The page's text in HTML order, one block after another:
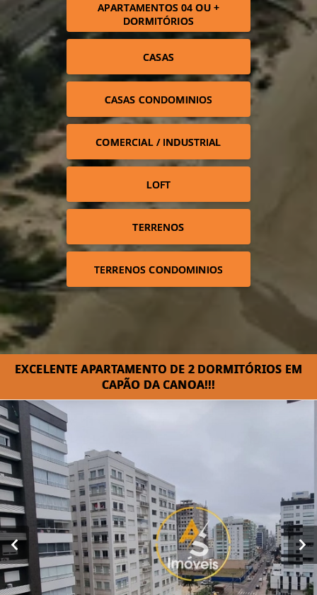
APARTAMENTOS 04 OU +
DORMITÓRIOS
CASAS
CASAS CONDOMINIOS
COMERCIAL / INDUSTRIAL
LOFT
TERRENOS
TERRENOS CONDOMINIOS
EXCELENTE APARTAMENTO DE 2 DORMITÓRIOS EM
CAPÃO DA CANOA!!!